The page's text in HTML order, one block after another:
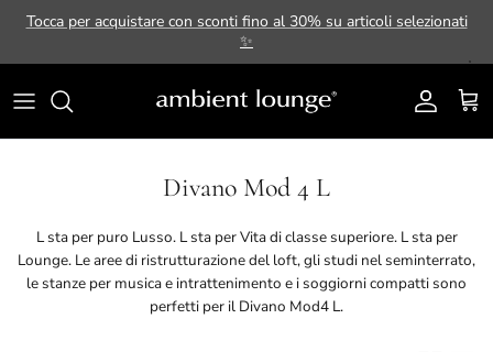
Passa ai contenuti
Tocca per acquistare con sconti fino al 30% su articoli selezionati
✨
Account
Divano Mod 4 L
L sta per puro Lusso. L sta per Vita di classe superiore. L sta per
Lounge. Le aree di ristrutturazione del loft, gli studi nel seminterrato,
le stanze per musica e intrattenimento e i soggiorni compatti sono
perfetti per il Divano Mod4 L.